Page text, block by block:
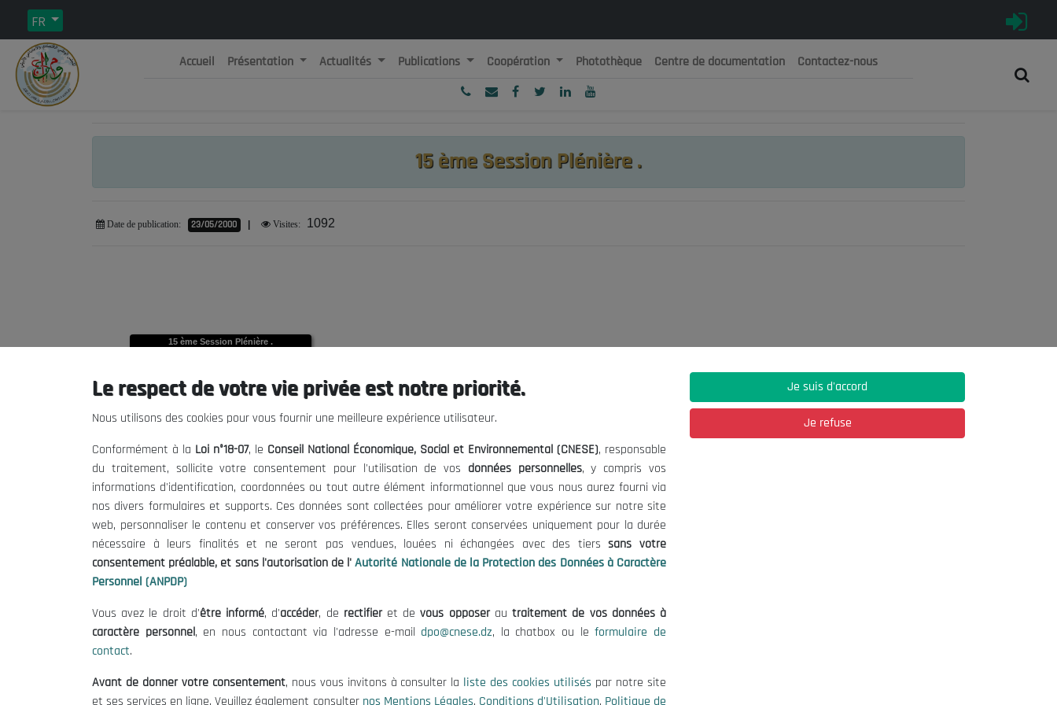
FR
République Algérienne Démocratique et Populaire الجزائرية الديمقراطية الشعبية
Accueil Présentation Actualités Publications Coopération Photothèque Centre de documentation Contactez-nous
15 ème Session Plénière .
Date de publication: 23/05/2000 Visites: 1092
15 ème Session Plénière .
Le CNESE
Le président
Informations utiles
Mentions Légales
Nous Contacter
contact@cnese.dz
Suggestions ou Initiatives ?
Le respect de votre vie privée est notre priorité.
Nous utilisons des cookies pour vous fournir une meilleure expérience utilisateur.
Conformément à la Loi n°18-07, le Conseil National Économique, Social et Environnemental (CNESE), responsable
du traitement, sollicite votre consentement pour l'utilisation de vos données personnelles, y compris vos
informations d'identification, coordonnées ou tout autre élément informationnel que vous nous aurez fourni via
nos divers formulaires et supports. Ces données sont collectées pour améliorer votre expérience sur notre site
web, personnaliser le contenu et conserver vos préférences. Elles seront conservées uniquement pour la durée
nécessaire à leurs finalités et ne seront pas vendues, louées ni échangées avec des tierssans votre
consentement préalable, et sans l'autorisation de l' Autorité Nationale de la Protection des Données à Caractère
Personnel (ANPDP)
Vous avez le droit d'être informé, d'accéder, de rectifieret devous opposerautraitement de vos données à
caractère personnel, en nous contactant via l'adresse e-mail dpo@cnese.dz, la chatbox ou leformulaire de
contact.
Avant de donner votre consentement, nous vous invitons à consulter la liste des cookies utilisés par notre site
et ses services en ligne. Veuillez également consulter nos Mentions Légales, Conditions d'Utilisation, Politique de
Je suis d'accord
Je refuse